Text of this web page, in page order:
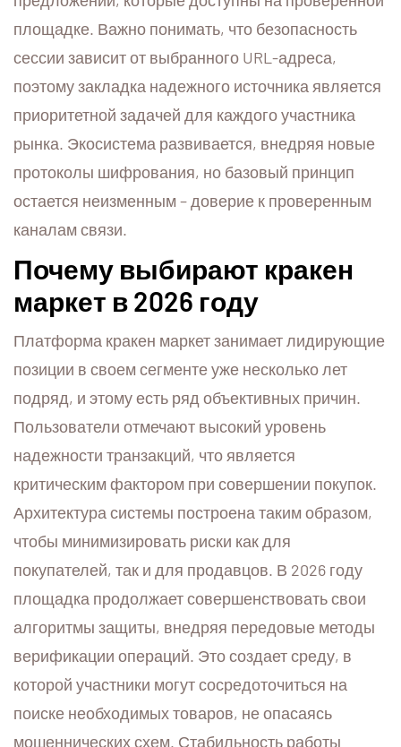
площадке. Важно понимать, что безопасность
сессии зависит от выбранного URL-адреса,
поэтому закладка надежного источника является
приоритетной задачей для каждого участника
рынка. Экосистема развивается, внедряя новые
протоколы шифрования, но базовый принцип
остается неизменным – доверие к проверенным
каналам связи.
Почему выбирают кракен
маркет в 2026 году
Платформа кракен маркет занимает лидирующие
позиции в своем сегменте уже несколько лет
подряд, и этому есть ряд объективных причин.
Пользователи отмечают высокий уровень
надежности транзакций, что является
критическим фактором при совершении покупок.
Архитектура системы построена таким образом,
чтобы минимизировать риски как для
покупателей, так и для продавцов. В 2026 году
площадка продолжает совершенствовать свои
алгоритмы защиты, внедряя передовые методы
верификации операций. Это создает среду, в
которой участники могут сосредоточиться на
поиске необходимых товаров, не опасаясь
мошеннических схем. Стабильность работы